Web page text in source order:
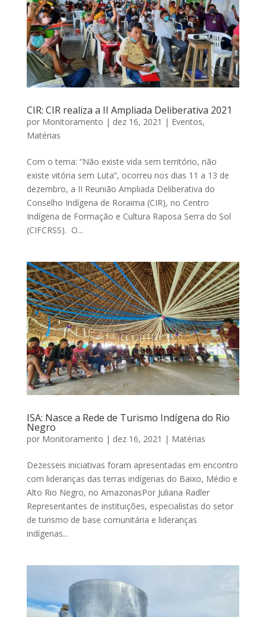
CIR: CIR realiza a II Ampliada Deliberativa 2021
por Monitoramento | dez 16, 2021 | Eventos,
Matérias
Com o tema: “Não existe vida sem território, não
existe vitória sem Luta”, ocorreu nos dias 11 a 13 de
dezembro, a II Reunião Ampliada Deliberativa do
Conselho Indígena de Roraima (CIR), no Centro
Indígena de Formação e Cultura Raposa Serra do Sol
(CIFCRSS). O...
ISA: Nasce a Rede de Turismo Indígena do Rio
Negro
por Monitoramento | dez 16, 2021 | Matérias
Dezesseis iniciativas foram apresentadas em encontro
com lideranças das terras indígenas do Baixo, Médio e
Alto Rio Negro, no AmazonasPor Juliana Radler
Representantes de instituições, especialistas do setor
de turismo de base comunitária e lideranças
indígenas...